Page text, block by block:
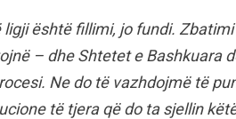
është fillimi, jo fundi.
– dhe Shtetet e Bashkuara
Ne do të vazhdojmë të
të tjera që do ta sjellin